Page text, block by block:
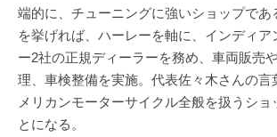
端的に、チューニングに強いショップであ
を挙げれば、ハーレーを軸に、インディア
ー2社の正規ディーラーを務め、車両販売
理、車検整備を実施。代表佐々木さんの言
メリカンモーターサイクル全般を扱うショ
とになる。